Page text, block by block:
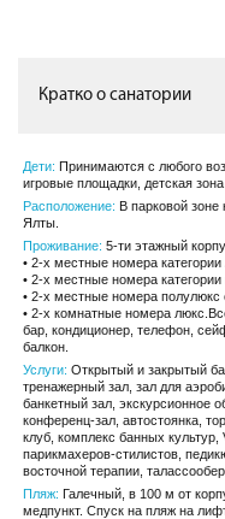
Кратко о санатории
Дети: Принимаются с любого
игровые площадки, детская
Расположение: В парковой зоне
Ялты.
Проживание: 5-ти этажный
• 2-х местные номера
• 2-х местные номера
• 2-х местные номера полулюкс
• 2-х комнатные номера
бар, кондиционер, телефон,
балкон.
Услуги: Открытый и закрытый
тренажерный зал, зал для
банкетный зал, экскурсионное
конференц-зал, автостоянка,
клуб, комплекс банных культур,
парикмахеров-стилистов,
восточной терапии,
Пляж: Галечный, в 100 м от
медпункт. Спуск на пляж на